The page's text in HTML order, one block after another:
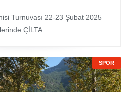
Turnuvası 22-23 Şubat 2025
ÇİLTA
SPOR